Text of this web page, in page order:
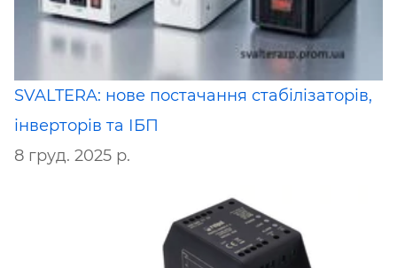
SVALTERA: нове постачання стабілізаторів,
інверторів та ІБП
8 груд. 2025 р.